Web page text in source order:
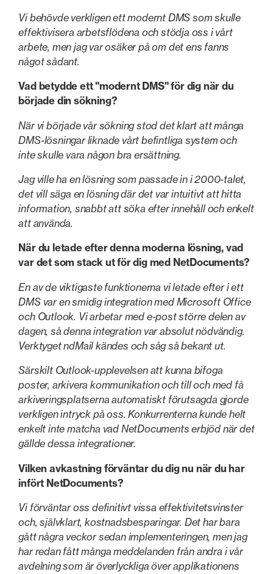
Vi behövde verkligen ett modernt DMS som skulle
effektivisera arbetsflödena och stödja oss i vårt
arbete, men jag var osäker på om det ens fanns
något sådant.
Vad betydde ett "modernt DMS" för dig när du
började din sökning?
När vi började vår sökning stod det klart att många
DMS-lösningar liknade vårt befintliga system och
inte skulle vara någon bra ersättning.
Jag ville ha en lösning som passade in i 2000-talet,
det vill säga en lösning där det var intuitivt att hitta
information, snabbt att söka efter innehåll och enkelt
att använda.
När du letade efter denna moderna lösning, vad
var det som stack ut för dig med NetDocuments?
En av de viktigaste funktionerna vi letade efter i ett
DMS var en smidig integration med Microsoft Office
och Outlook. Vi arbetar med e-post större delen av
dagen, så denna integration var absolut nödvändig.
Verktyget ndMail kändes och såg så bekant ut.
Särskilt Outlook-upplevelsen att kunna bifoga
poster, arkivera kommunikation och till och med få
arkiveringsplatserna automatiskt förutsagda gjorde
verkligen intryck på oss. Konkurrenterna kunde helt
enkelt inte matcha vad NetDocuments erbjöd när det
gällde dessa integrationer.
Vilken avkastning förväntar du dig nu när du har
infört NetDocuments?
Vi förväntar oss definitivt vissa effektivitetsvinster
och, självklart, kostnadsbesparingar. Det har bara
gått några veckor sedan implementeringen, men jag
har redan fått många meddelanden från andra i vår
avdelning som är överlyckliga över applikationens